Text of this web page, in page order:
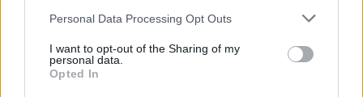
Personal Data Processing Opt Outs
I want to opt-out of the Sharing of my
personal data.
Opted In
SCARICARE IL VOLUME
Per il libro bianco completo,